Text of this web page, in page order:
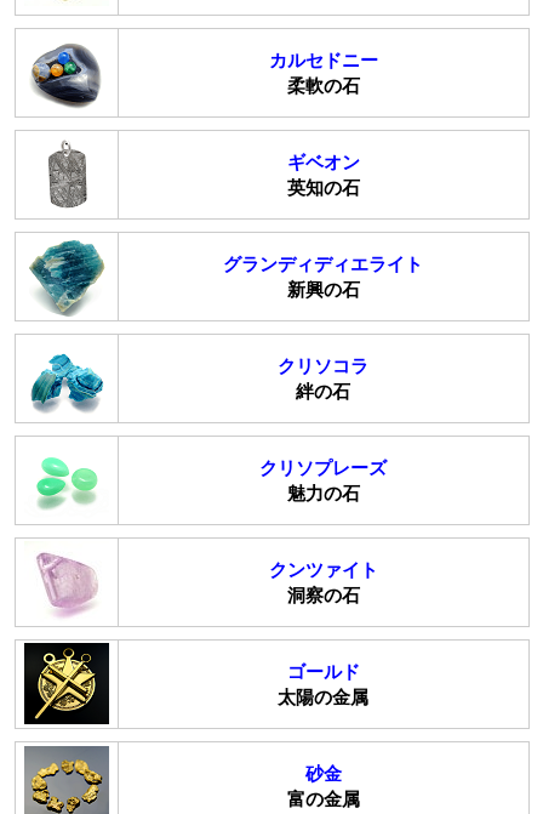
カルセドニー
柔軟の石
ギベオン
英知の石
グランディディエライト
新興の石
クリソコラ
絆の石
クリソプレーズ
魅力の石
クンツァイト
洞察の石
ゴールド
太陽の金属
砂金
富の金属